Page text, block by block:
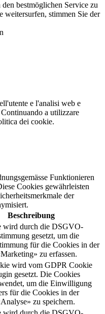
bestmöglichen Service zu
weitersurfen, stimmen Sie der
e l'analisi web e
Continuando a utilizzare
dei cookie.
Funktionieren
Cookies gewährleisten
der
Beschreibung
wird durch die DSGVO-
gesetzt, um die
für die Cookies in der
zu erfassen.
wird vom GDPR Cookie
gesetzt. Die Cookies
um die Einwilligung
für die Cookies in der
zu speichern.